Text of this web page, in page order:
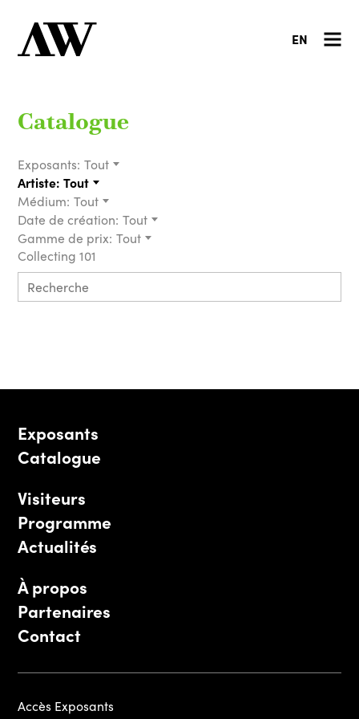
EN
Catalogue
Exposants: Tout
Artiste: Tout
Médium: Tout
Date de création: Tout
Gamme de prix: Tout
Collecting 101
Exposants
Catalogue
Visiteurs
Programme
Actualités
À propos
Partenaires
Contact
Accès Exposants